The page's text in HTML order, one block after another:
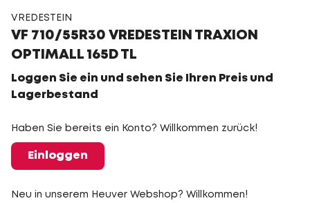
VREDESTEIN
VF 710/55R30 VREDESTEIN TRAXION
OPTIMALL 165D TL
Loggen Sie ein und sehen Sie Ihren Preis und
Lagerbestand
Haben Sie bereits ein Konto? Willkommen zurück!
Einloggen
Neu in unserem Heuver Webshop? Willkommen!